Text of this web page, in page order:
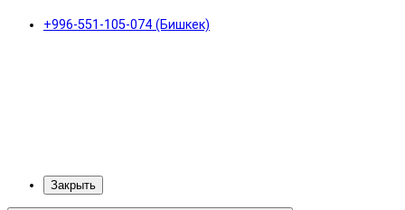
+996-551-105-074 (Бишкек)
Закрыть